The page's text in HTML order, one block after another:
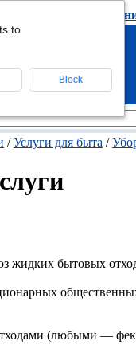
удалить
/Услуги для быта /
жидких бытовых
(любыми —
to
Block